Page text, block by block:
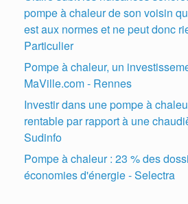
pompe à chaleur de son voisin
est aux normes et ne peut donc
Particulier
Pompe à chaleur, un
MaVille.com - Rennes
Investir dans une pompe à
rentable par rapport à une
Sudinfo
Pompe à chaleur : 23 % des
économies d'énergie - Selectra